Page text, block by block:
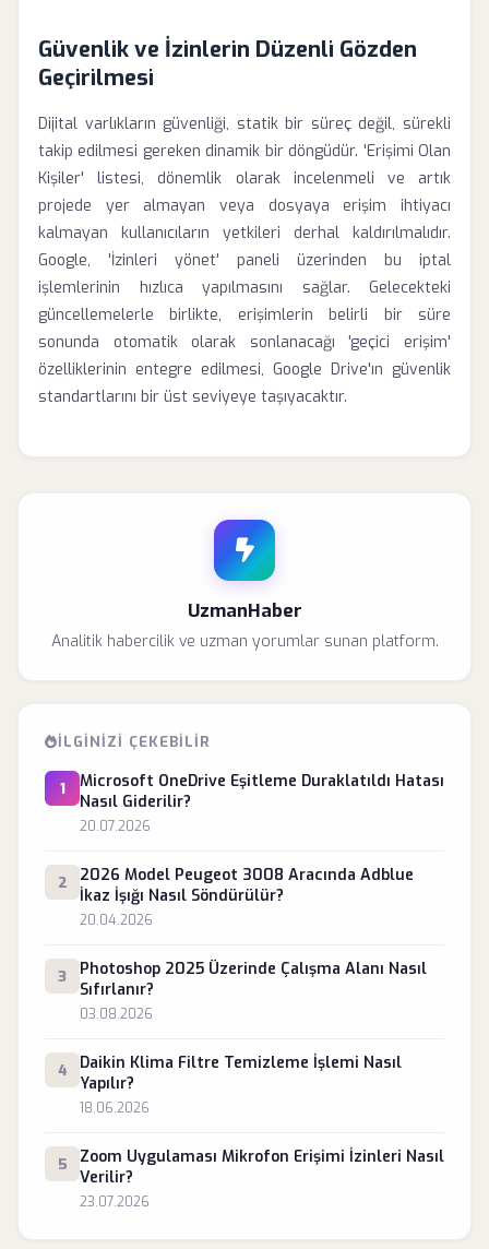
Güvenlik ve İzinlerin Düzenli Gözden
Geçirilmesi
Dijital varlıkların güvenliği, statik bir süreç değil, sürekli
takip edilmesi gereken dinamik bir döngüdür. 'Erişimi Olan
Kişiler' listesi, dönemlik olarak incelenmeli ve artık
projede yer almayan veya dosyaya erişim ihtiyacı
kalmayan kullanıcıların yetkileri derhal kaldırılmalıdır.
Google, 'İzinleri yönet' paneli üzerinden bu iptal
işlemlerinin hızlıca yapılmasını sağlar. Gelecekteki
güncellemelerle birlikte, erişimlerin belirli bir süre
sonunda otomatik olarak sonlanacağı 'geçici erişim'
özelliklerinin entegre edilmesi, Google Drive'ın güvenlik
standartlarını bir üst seviyeye taşıyacaktır.
UzmanHaber
Analitik habercilik ve uzman yorumlar sunan platform.
İLGINIZI ÇEKEBILIR
1
Microsoft OneDrive Eşitleme Duraklatıldı Hatası
Nasıl Giderilir?
20.07.2026
2
2026 Model Peugeot 3008 Aracında Adblue
İkaz İşığı Nasıl Söndürülür?
20.04.2026
3
Photoshop 2025 Üzerinde Çalışma Alanı Nasıl
Sıfırlanır?
03.08.2026
4
Daikin Klima Filtre Temizleme İşlemi Nasıl
Yapılır?
18.06.2026
5
Zoom Uygulaması Mikrofon Erişimi İzinleri Nasıl
Verilir?
23.07.2026